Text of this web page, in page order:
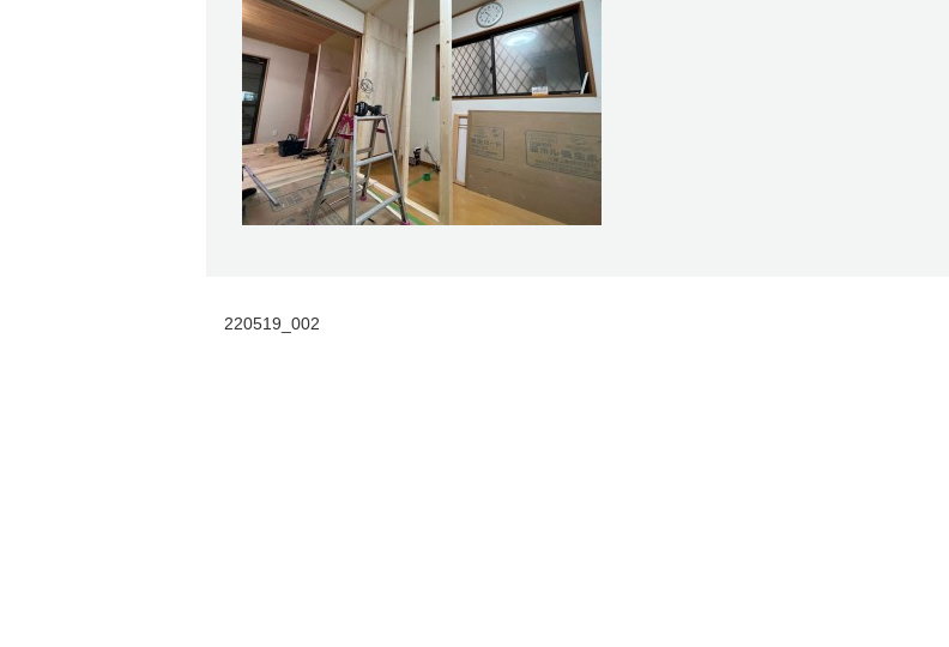
220519_002